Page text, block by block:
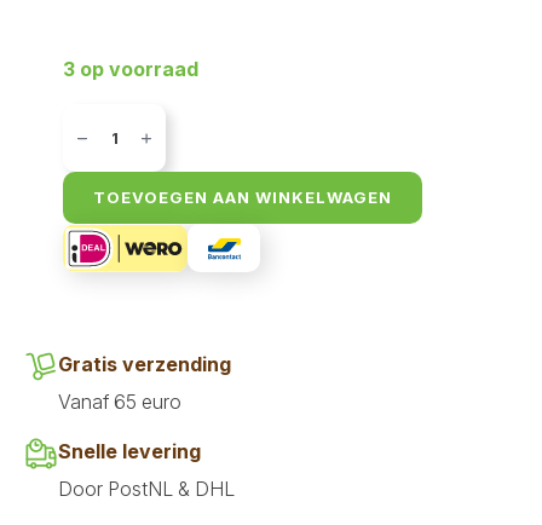
3 op voorraad
Roots
Gedroogde
banaan
aantalTOEVOEGEN AAN WINKELWAGEN
Gratis verzending
Vanaf 65 euro
Snelle levering
Door PostNL & DHL